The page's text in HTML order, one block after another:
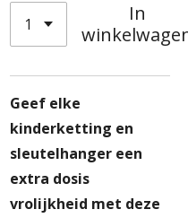
In
Geef elke
kinderketting en
sleutelhanger een
extra dosis
vrolijkheid met deze